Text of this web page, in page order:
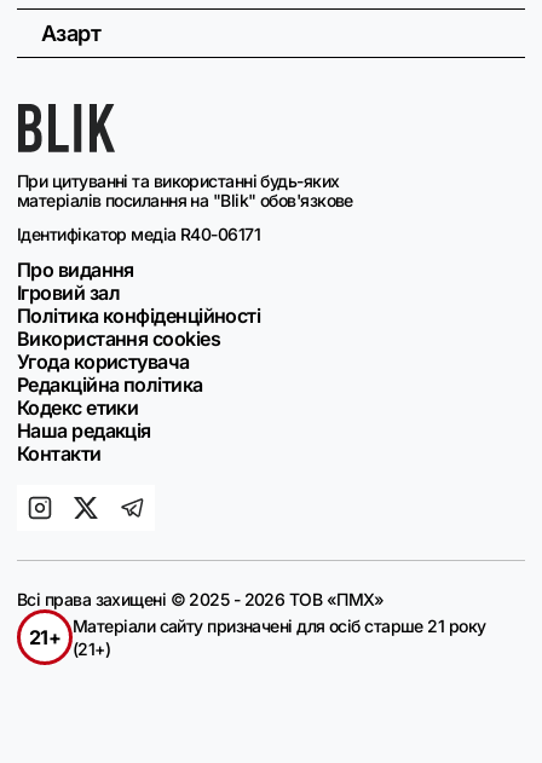
При цитуванні та використанні будь-яких
матеріалів посилання на "Blik" обов'язкове
Ідентифікатор медіа R40-06171
Про видання
Ігровий зал
Політика конфіденційності
Використання cookies
Угода користувача
Редакційна політика
Кодекс етики
Наша редакція
Контакти
Азарт
Всі права захищені © 2025 - 2026 ТОВ «ПМХ»
21+
Матеріали сайту призначені для осіб старше 21 року
(21+)